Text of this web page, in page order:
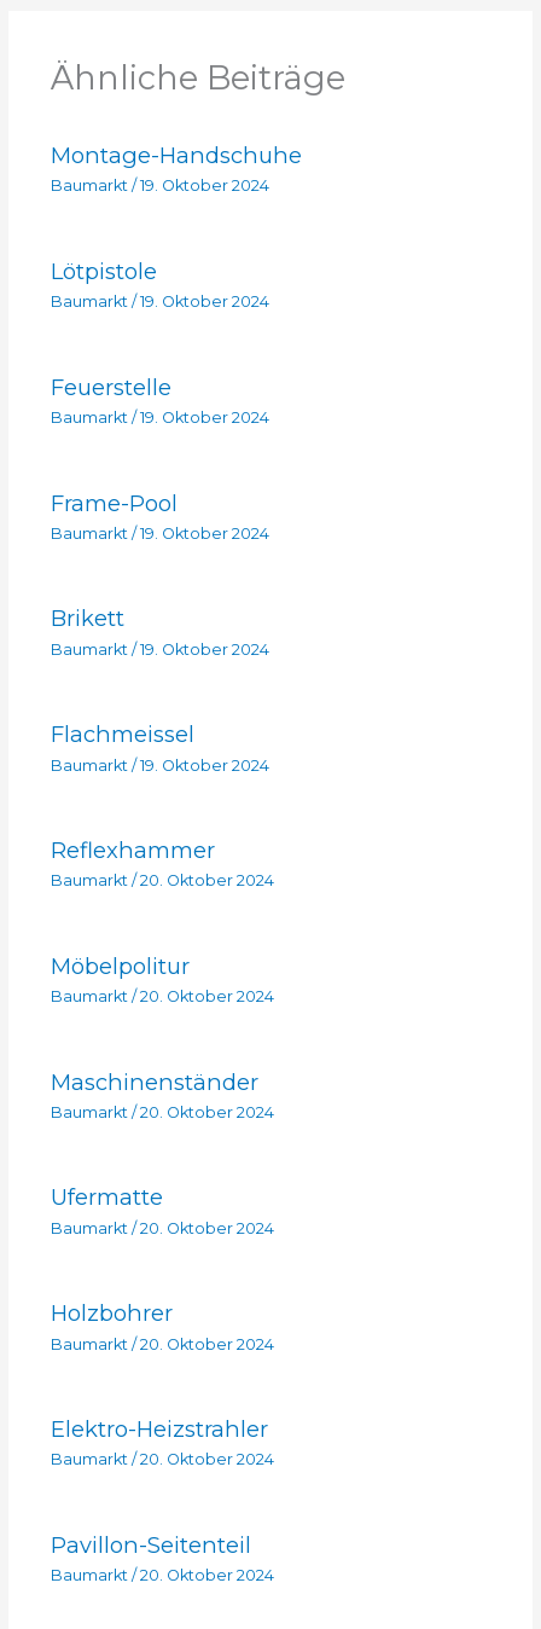
Ähnliche Beiträge
Montage-Handschuhe
Baumarkt/ 19. Oktober 2024
Lötpistole
Baumarkt/ 19. Oktober 2024
Feuerstelle
Baumarkt/ 19. Oktober 2024
Frame-Pool
Baumarkt / 19. Oktober 2024
Brikett
Baumarkt /19. Oktober 2024
Flachmeissel
Baumarkt /19. Oktober 2024
Reflexhammer
Baumarkt/ 20. Oktober 2024
Möbelpolitur
Baumarkt/ 20. Oktober 2024
Maschinenständer
Baumarkt / 20. Oktober 2024
Ufermatte
Baumarkt / 20. Oktober 2024
Holzbohrer
Baumarkt /20. Oktober 2024
Elektro-Heizstrahler
Baumarkt/ 20. Oktober 2024
Pavillon-Seitenteil
Baumarkt/ 20. Oktober 2024